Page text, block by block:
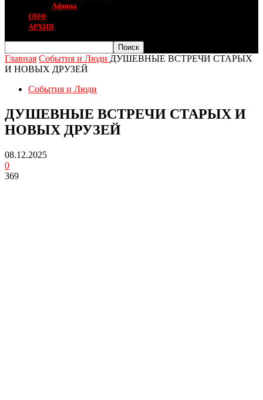
Афиша
ОНФ
АРХИВ
Главная События и Люди ДУШЕВНЫЕ ВСТРЕЧИ СТАРЫХ
И НОВЫХ ДРУЗЕЙ
События и Люди
ДУШЕВНЫЕ ВСТРЕЧИ СТАРЫХ И
НОВЫХ ДРУЗЕЙ
08.12.2025
0
369